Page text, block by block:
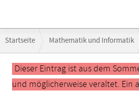
Navigation
Startseite Mathematik und Informatik
Hauptinhalt
Dieser Eintrag ist aus dem
und möglicherweise veraltet. Ein